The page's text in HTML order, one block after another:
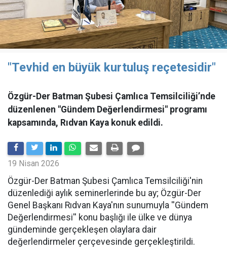
"Tevhid en büyük kurtuluş reçetesidir"
Özgür-Der Batman Şubesi Çamlıca Temsilciliği’nde
düzenlenen "Gündem Değerlendirmesi" programı
kapsamında, Rıdvan Kaya konuk edildi.
19 Nisan 2026
​Özgür-Der Batman Şubesi Çamlıca Temsilciliği'nin
düzenlediği aylık seminerlerinde bu ay; Özgür-Der
Genel Başkanı Rıdvan Kaya'nın sunumuyla ''Gündem
Değerlendirmesi'' konu başlığı ile ülke ve dünya
gündeminde gerçekleşen olaylara dair
değerlendirmeler çerçevesinde gerçekleştirildi.